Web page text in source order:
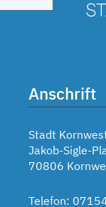
Anschrift
Stadt
Jakob-Sigle-
70806
Telefon: